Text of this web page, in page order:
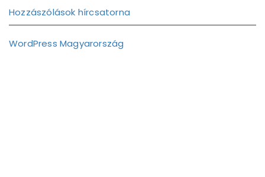
Hozzászólások hírcsatorna
WordPress Magyarország